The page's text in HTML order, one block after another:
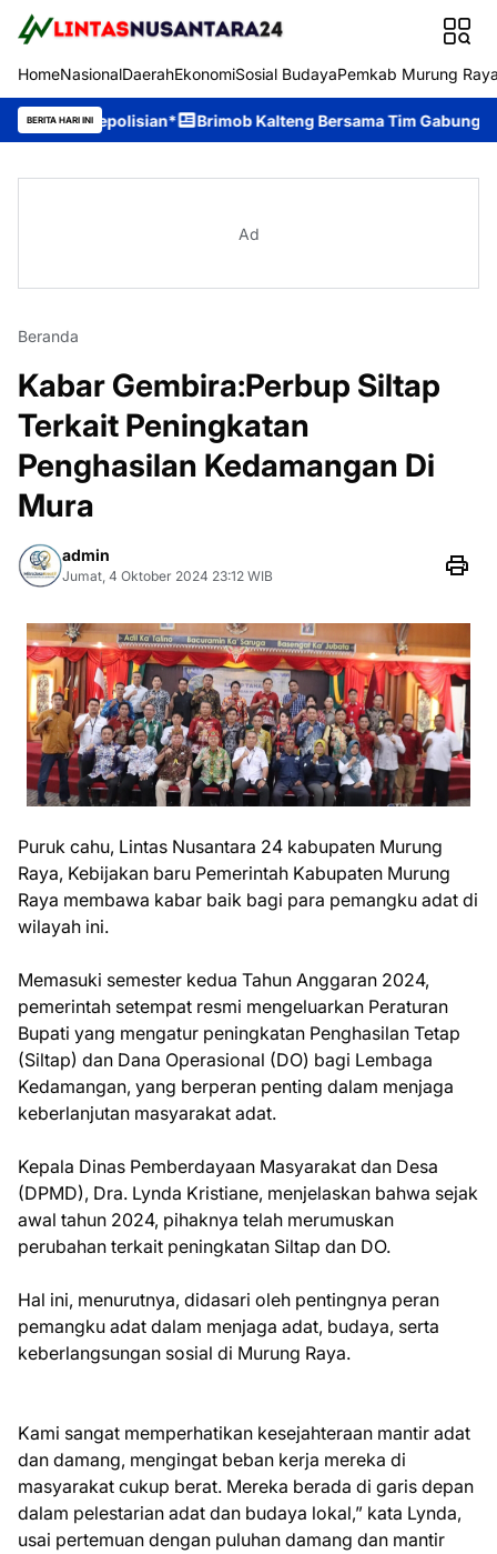
HomeNasionalDaerahEkonomiSosial BudayaPemkab Murung
BERITA HARI INI Brimob Kalteng Bersama Tim Gabungan Bergerak
Ad
Beranda
Kabar Gembira:Perbup Siltap
Terkait Peningkatan
Penghasilan Kedamangan Di
Mura
admin
Jumat, 4 Oktober 2024 23:12 WIB
Puruk cahu, Lintas Nusantara 24 kabupaten Murung
Raya, Kebijakan baru Pemerintah Kabupaten Murung
Raya membawa kabar baik bagi para pemangku adat di
wilayah ini.
Memasuki semester kedua Tahun Anggaran 2024,
pemerintah setempat resmi mengeluarkan Peraturan
Bupati yang mengatur peningkatan Penghasilan Tetap
(Siltap) dan Dana Operasional (DO) bagi Lembaga
Kedamangan, yang berperan penting dalam menjaga
keberlanjutan masyarakat adat.
Kepala Dinas Pemberdayaan Masyarakat dan Desa
(DPMD), Dra. Lynda Kristiane, menjelaskan bahwa sejak
awal tahun 2024, pihaknya telah merumuskan
perubahan terkait peningkatan Siltap dan DO.
Hal ini, menurutnya, didasari oleh pentingnya peran
pemangku adat dalam menjaga adat, budaya, serta
keberlangsungan sosial di Murung Raya.
Kami sangat memperhatikan kesejahteraan mantir adat
dan damang, mengingat beban kerja mereka di
masyarakat cukup berat. Mereka berada di garis depan
dalam pelestarian adat dan budaya lokal,” kata Lynda,
usai pertemuan dengan puluhan damang dan mantir